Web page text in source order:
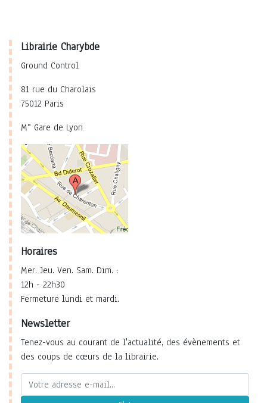
Librairie Charybde
Ground Control
81 rue du Charolais
75012 Paris
M° Gare de Lyon
Horaires
Mer. Jeu. Ven. Sam. Dim. :
12h - 22h30
Fermeture lundi et mardi.
Newsletter
Tenez-vous au courant de l'actualité, des évènements et
des coups de cœurs de la librairie.